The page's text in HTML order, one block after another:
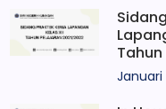
Tahun
Januari